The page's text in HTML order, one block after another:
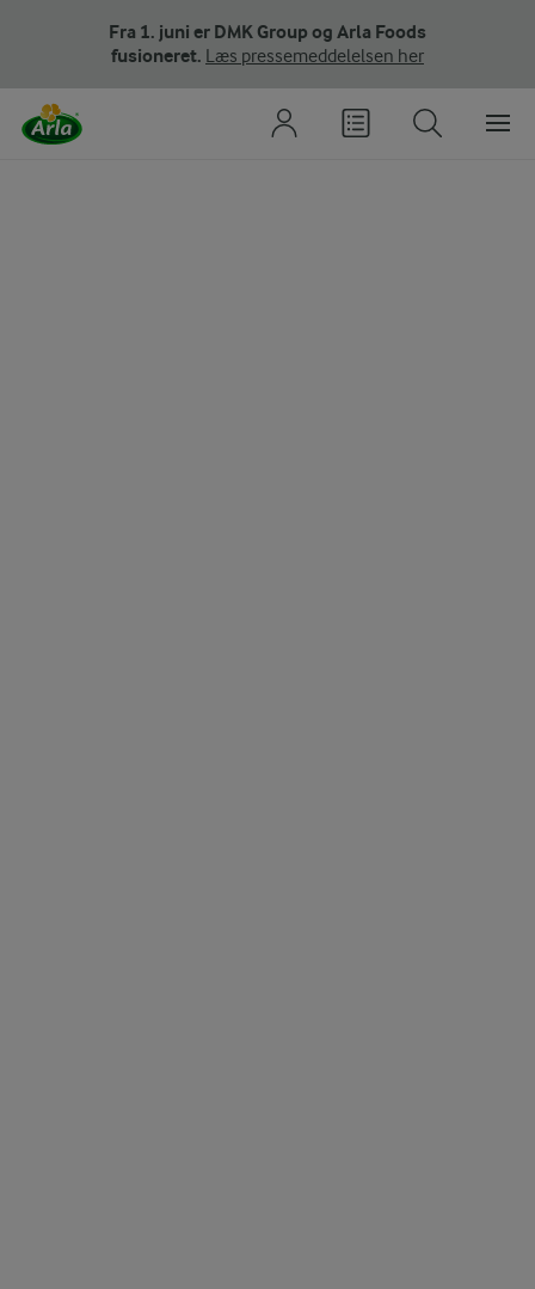
Fra 1. juni er DMK Group og Arla Foods
fusioneret. Læs pressemeddelelsen her